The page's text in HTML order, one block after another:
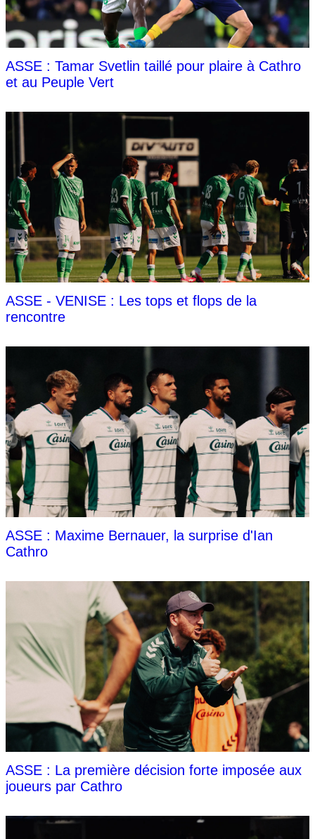
ASSE : Tamar Svetlin taillé pour plaire à Cathro
et au Peuple Vert
ASSE - VENISE : Les tops et flops de la
rencontre
ASSE : Maxime Bernauer, la surprise d'Ian
Cathro
ASSE : La première décision forte imposée aux
joueurs par Cathro